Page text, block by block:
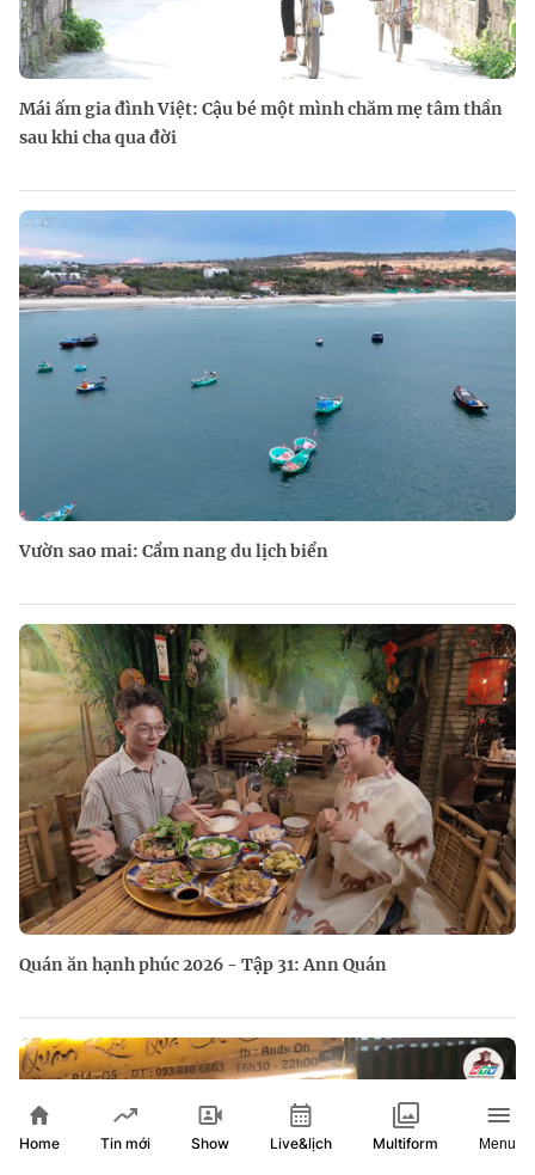
Mái ấm gia đình Việt: Cậu bé một mình chăm mẹ tâm thần
sau khi cha qua đời
Vườn sao mai: Cẩm nang du lịch biển
Quán ăn hạnh phúc 2026 - Tập 31: Ann Quán
Home Tin mới Show Live&lịch Multiform Menu